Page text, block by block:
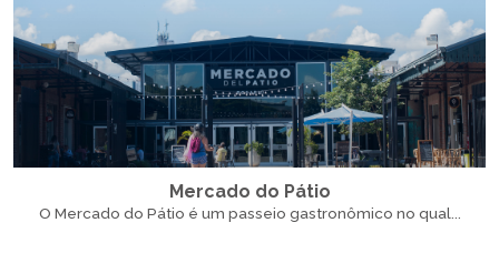
Mercado do Pátio
O Mercado do Pátio é um passeio gastronômico no qual...